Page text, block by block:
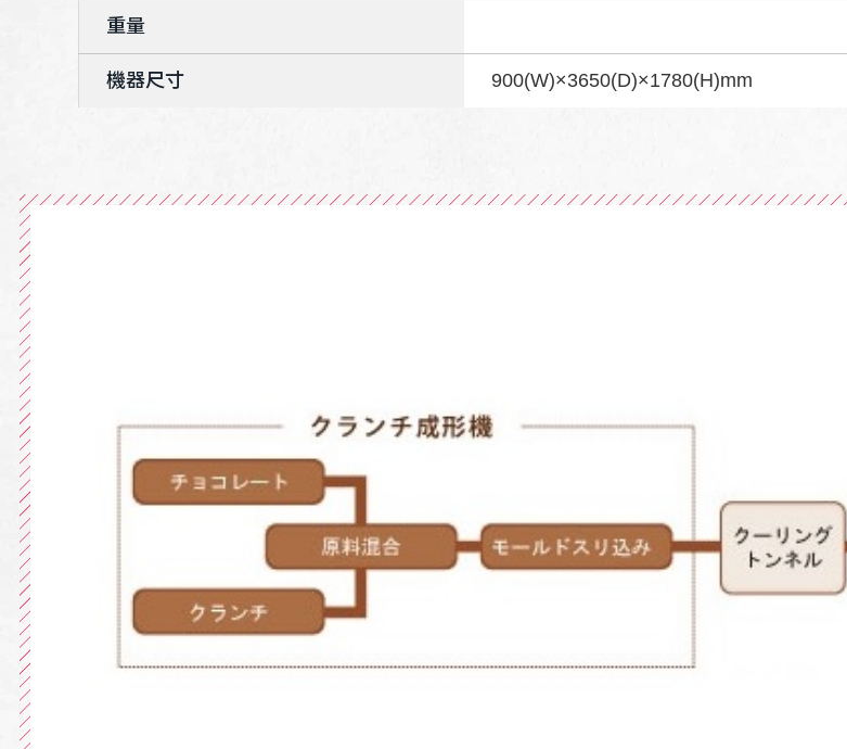
重量
機器尺寸 900(W)×3650(D)×1780(H)mm